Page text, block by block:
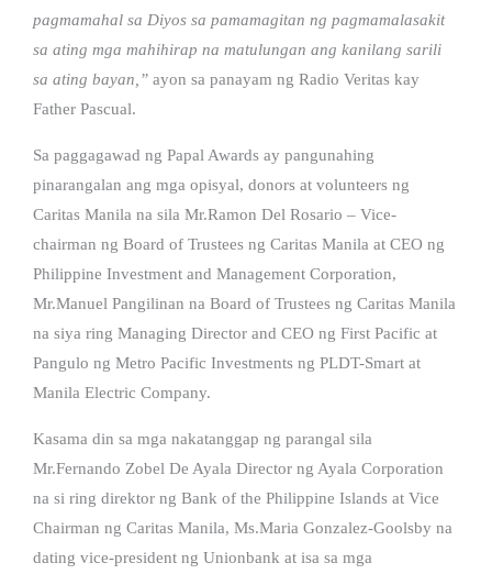
pagmamahal sa Diyos sa pamamagitan ng pagmamalasakit
sa ating mga mahihirap na matulungan ang kanilang sarili
sa ating bayan,” ayon sa panayam ng Radio Veritas kay
Father Pascual.
Sa paggagawad ng Papal Awards ay pangunahing
pinarangalan ang mga opisyal, donors at volunteers ng
Caritas Manila na sila Mr.Ramon Del Rosario – Vice-
chairman ng Board of Trustees ng Caritas Manila at CEO ng
Philippine Investment and Management Corporation,
Mr.Manuel Pangilinan na Board of Trustees ng Caritas Manila
na siya ring Managing Director and CEO ng First Pacific at
Pangulo ng Metro Pacific Investments ng PLDT-Smart at
Manila Electric Company.
Kasama din sa mga nakatanggap ng parangal sila
Mr.Fernando Zobel De Ayala Director ng Ayala Corporation
na si ring direktor ng Bank of the Philippine Islands at Vice
Chairman ng Caritas Manila, Ms.Maria Gonzalez-Goolsby na
dating vice-president ng Unionbank at isa sa mga